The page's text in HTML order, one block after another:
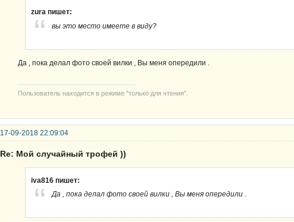
zura пишет:
вы это место имеете в виду?
Да , пока делал фото своей вилки , Вы меня опередили .
Пользователь находится в режиме "только для чтения".
17-09-2018 22:09:04
Re: Мой случайный трофей ))
iva816 пишет:
Да , пока делал фото своей вилки , Вы меня опередили .